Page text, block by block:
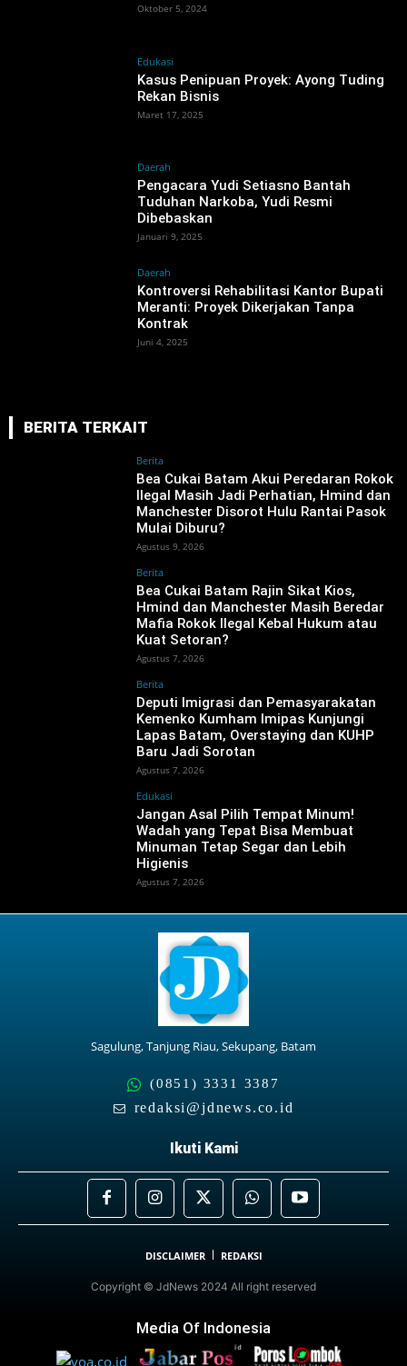
Oktober 5, 2024
Edukasi
Kasus Penipuan Proyek: Ayong Tuding
Rekan Bisnis
Maret 17, 2025
Daerah
Pengacara Yudi Setiasno Bantah
Tuduhan Narkoba, Yudi Resmi
Dibebaskan
Januari 9, 2025
Daerah
Kontroversi Rehabilitasi Kantor Bupati
Meranti: Proyek Dikerjakan Tanpa
Kontrak
Juni 4, 2025
BERITA TERKAIT
Berita
Bea Cukai Batam Akui Peredaran Rokok
Ilegal Masih Jadi Perhatian, Hmind dan
Manchester Disorot Hulu Rantai Pasok
Mulai Diburu?
Agustus 9, 2026
Berita
‎Bea Cukai Batam Rajin Sikat Kios,
Hmind dan Manchester Masih Beredar
Mafia Rokok Ilegal Kebal Hukum atau
Kuat Setoran?
Agustus 7, 2026
Berita
‎Deputi Imigrasi dan Pemasyarakatan
Kemenko Kumham Imipas Kunjungi
Lapas Batam, Overstaying dan KUHP
Baru Jadi Sorotan
Agustus 7, 2026
Edukasi
Jangan Asal Pilih Tempat Minum!
Wadah yang Tepat Bisa Membuat
Minuman Tetap Segar dan Lebih
Higienis
Agustus 7, 2026
Sagulung, Tanjung Riau, Sekupang, Batam
(0851) 3331 3387
redaksi@jdnews.co.id
Ikuti Kami
DISCLAIMER REDAKSI
Copyright © JdNews 2024 All right reserved
Media Of Indonesia